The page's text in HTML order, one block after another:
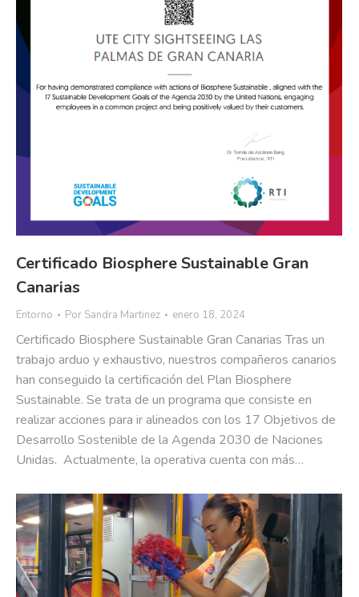
Certificado Biosphere Sustainable Gran
Canarias
Entorno Por Sandra Martinez enero 18, 2024
Certificado Biosphere Sustainable Gran Canarias Tras un
trabajo arduo y exhaustivo, nuestros compañeros canarios
han conseguido la certificación del Plan Biosphere
Sustainable. Se trata de un programa que consiste en
realizar acciones para ir alineados con los 17 Objetivos de
Desarrollo Sostenible de la Agenda 2030 de Naciones
Unidas. Actualmente, la operativa cuenta con más…